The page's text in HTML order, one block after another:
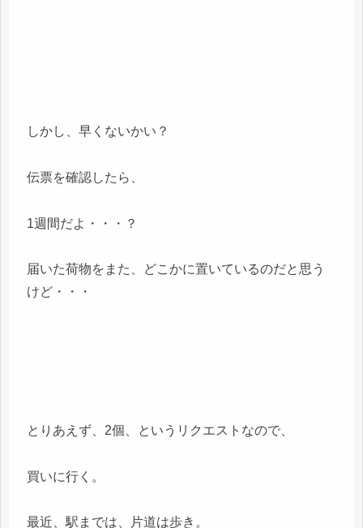
しかし、早くないかい？
伝票を確認したら、
1週間だよ・・・？
届いた荷物をまた、どこかに置いているのだと思う
けど・・・
とりあえず、2個、というリクエストなので、
買いに行く。
最近、駅までは、片道は歩き。